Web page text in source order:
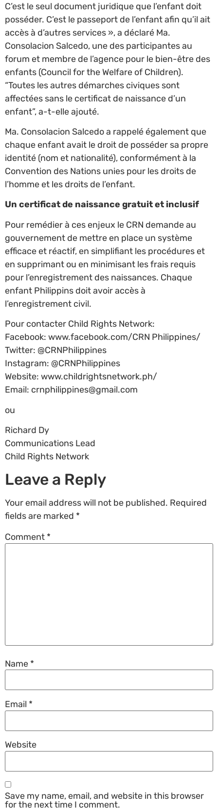
C’est le seul document juridique que l’enfant doit
posséder. C’est le passeport de l’enfant afin qu’il ait
accès à d’autres services », a déclaré Ma.
Consolacion Salcedo, une des participantes au
forum et membre de l’agence pour le bien-être des
enfants (Council for the Welfare of Children).
“Toutes les autres démarches civiques sont
affectées sans le certificat de naissance d’un
enfant”, a-t-elle ajouté.
Ma. Consolacion Salcedo a rappelé également que
chaque enfant avait le droit de posséder sa propre
identité (nom et nationalité), conformément à la
Convention des Nations unies pour les droits de
l’homme et les droits de l’enfant.
Un certificat de naissance gratuit et inclusif
Pour remédier à ces enjeux le CRN demande au
gouvernement de mettre en place un système
efficace et réactif, en simplifiant les procédures et
en supprimant ou en minimisant les frais requis
pour l’enregistrement des naissances. Chaque
enfant Philippins doit avoir accès à
l’enregistrement civil.
Pour contacter Child Rights Network:
Facebook: www.facebook.com/CRN Philippines/
Twitter: @CRNPhilippines
Instagram: @CRNPhilippines
Website: www.childrightsnetwork.ph/
Email: crnphilippines@gmail.com
ou
Richard Dy
Communications Lead
Child Rights Network
Leave a Reply
Your email address will not be published. Required
fields are marked *
Comment *
Name *
Email *
Website
Save my name, email, and website in this browser
for the next time I comment.